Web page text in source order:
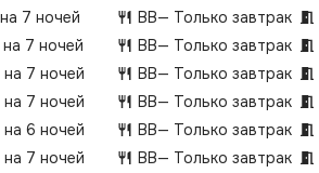
7 ночей
BB— Только завтрак
7 ночей
BB— Только завтрак
7 ночей
BB— Только завтрак
7 ночей
BB— Только завтрак
6 ночей
BB— Только завтрак
7 ночей
BB— Только завтрак